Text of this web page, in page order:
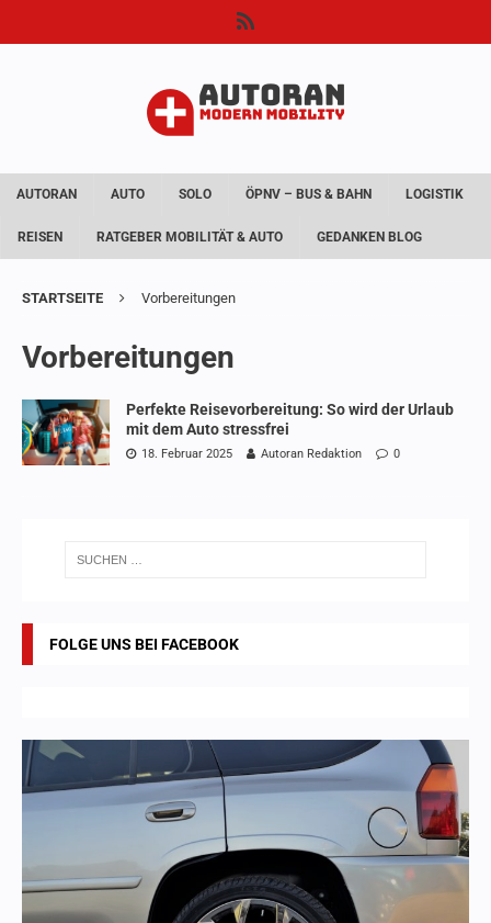
AUTORAN AUTO SOLO ÖPNV – BUS & BAHN LOGISTIK
REISEN RATGEBER MOBILITÄT & AUTO GEDANKEN BLOG
STARTSEITE Vorbereitungen
Vorbereitungen
Perfekte Reisevorbereitung: So wird der Urlaub
mit dem Auto stressfrei
18. Februar 2025 Autoran Redaktion 0
FOLGE UNS BEI FACEBOOK